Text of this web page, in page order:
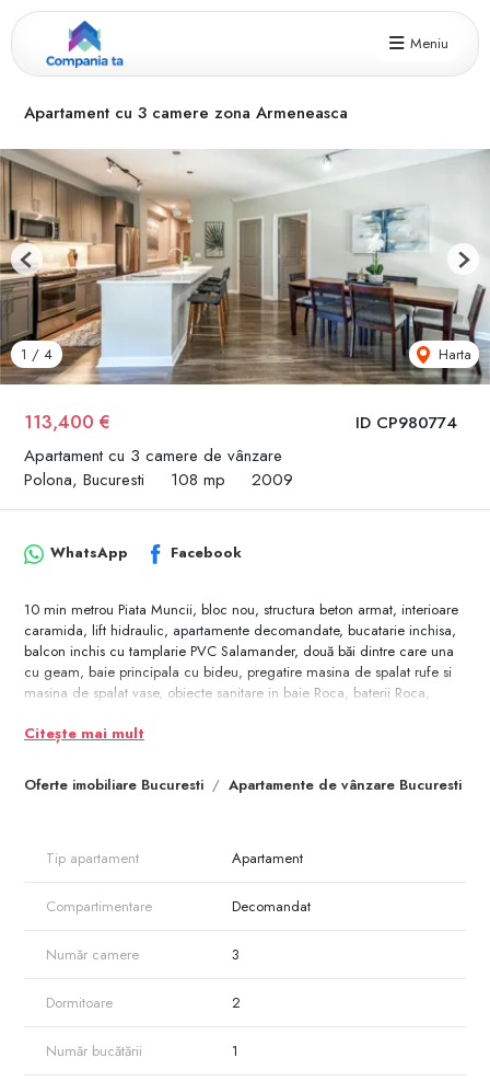
Meniu
Apartament cu 3 camere zona Armeneasca
ID CP980774
113,400 €
Apartament cu 3 camere de vânzare
Polona, Bucuresti
108 mp 2009
1 / 4 Harta
Previous Next
Oferte imobiliare Bucuresti Apartamente de vânzare Bucuresti
WhatsApp Facebook
10 min metrou Piata Muncii, bloc nou, structura beton armat, interioare
caramida, lift hidraulic, apartamente decomandate, bucatarie inchisa,
balcon inchis cu tamplarie PVC Salamander, două băi dintre care una
cu geam, baie principala cu bideu, pregatire masina de spalat rufe si
masina de spalat vase, obiecte sanitare in baie Roca, baterii Roca,
cu boiler incorporat, interfon video, finisaje calitate superioara,
16, usi interior import Grecia, contorizate individual,
Citește mai mult
Tip apartament Apartament
Compartimentare Decomandat
Număr camere 3
Dormitoare 2
Număr bucătării 1